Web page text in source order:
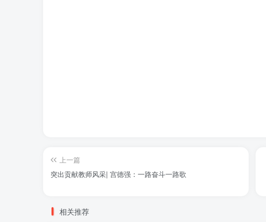
上一篇
突出贡献教师风采| 宫德强：一路奋斗一路歌
相关推荐